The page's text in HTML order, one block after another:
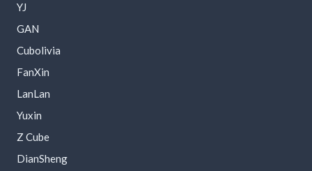
YJ
GAN
Cubolivia
FanXin
LanLan
Yuxin
Z Cube
DianSheng